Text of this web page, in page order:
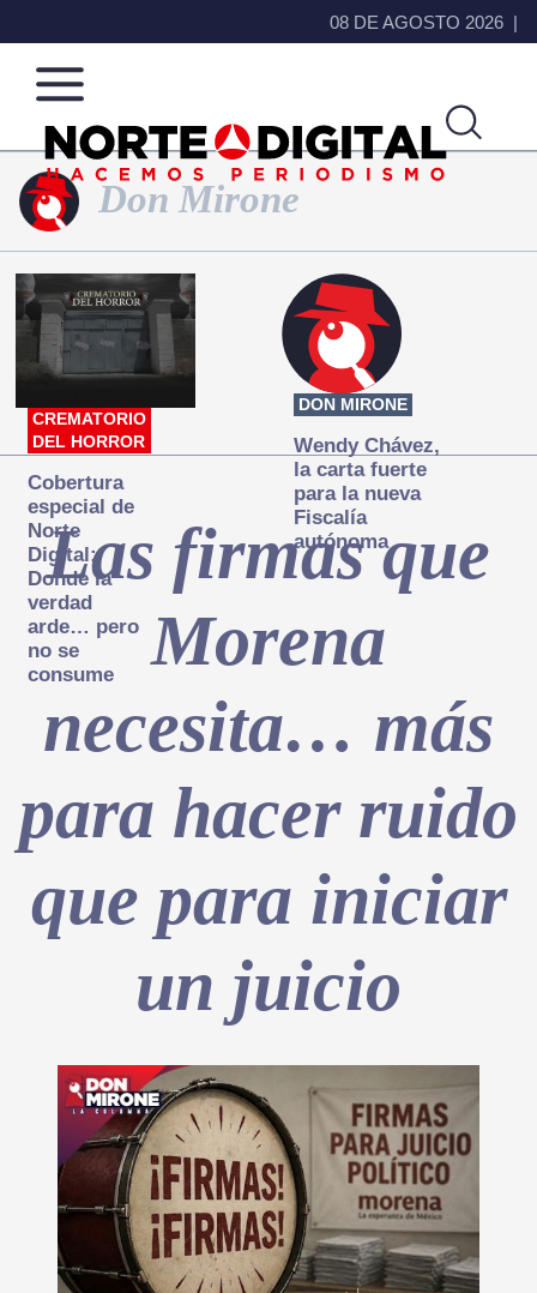
08 DE AGOSTO 2026
Norte
de
Ciudad
Juárez
Más
que
noticias,
hacemos periodismo
Don Mirone
CREMATORIO
DEL HORROR
Cobertura
especial de
Norte
Digital:
Donde la
verdad
arde… pero
no se
consume
DON MIRONE
Wendy Chávez,
la carta fuerte
para la nueva
Fiscalía
autónoma
Las firmas que
Morena
necesita… más
para hacer ruido
que para iniciar
un juicio